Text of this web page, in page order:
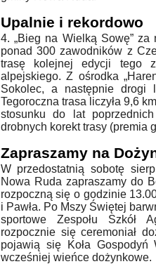
Upalnie i rekordowo
4. „Bieg na Wielką Sowę” za
ponad 300 zawodników z
trasę kolejnej edycji tego
alpejskiego. Z ośrodka
Sokolec, a następnie
Tegoroczna trasa liczyła 9,6
stosunku do lat
drobnych korekt trasy (premia
Zapraszamy na
W przedostatnią sobotę
Nowa Ruda zapraszamy do
rozpoczną się o godzinie
i Pawła. Po Mszy Świętej
sportowe Zespołu Szkół
rozpocznie się ceremoniał
pojawią się Koła Gospodyń
wcześniej wieńce dożynkowe.